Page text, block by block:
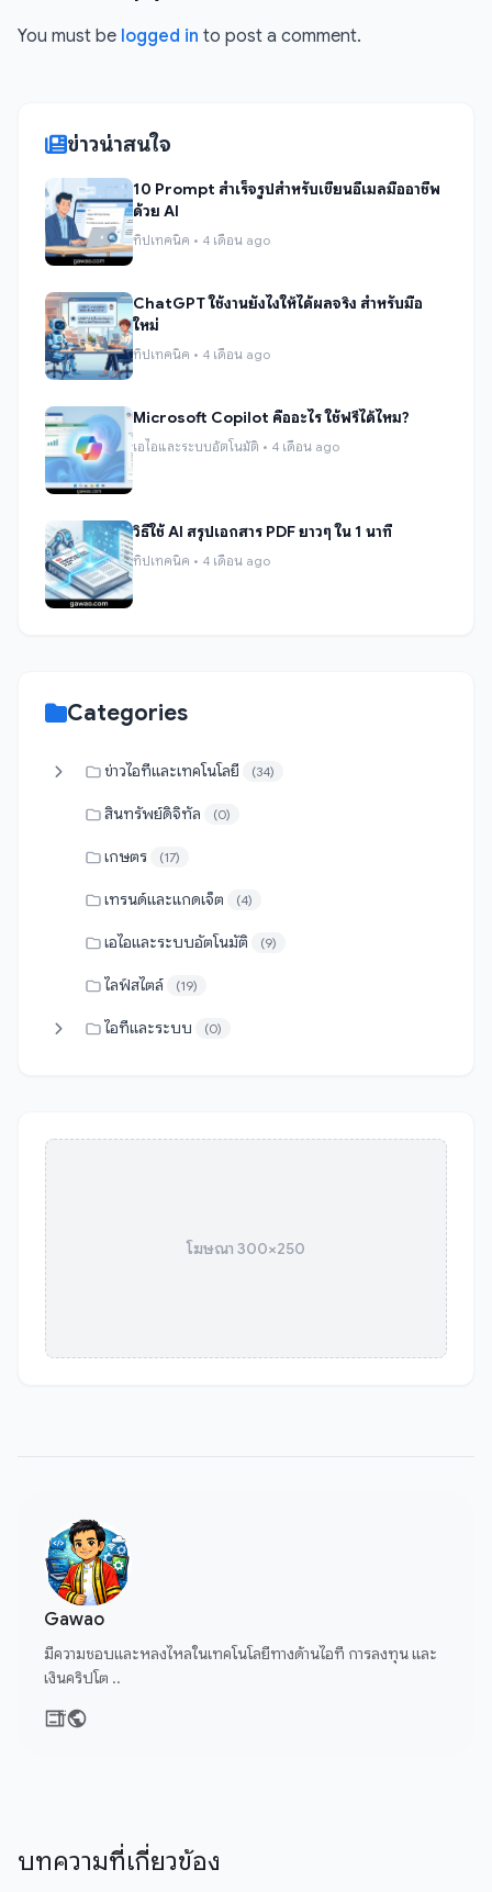
You must be logged in to post a comment.
ข่าวน่าสนใจ
10 Prompt สำเร็จรูปสำหรับเขียนอีเมลมืออาชีพ
ด้วย AI
ทิปเทคนิค • 4 เดือน ago
ChatGPT ใช้งานยังไงให้ได้ผลจริง สำหรับมือ
ใหม่
ทิปเทคนิค • 4 เดือน ago
Microsoft Copilot คืออะไร ใช้ฟรีได้ไหม?
เอไอและระบบอัตโนมัติ • 4 เดือน ago
วิธีใช้ AI สรุปเอกสาร PDF ยาวๆ ใน 1 นาที
ทิปเทคนิค • 4 เดือน ago
Categories
ข่าวไอทีและเทคโนโลยี (34)
สินทรัพย์ดิจิทัล (0)
เกษตร (17)
เทรนด์และแกดเจ็ต (4)
เอไอและระบบอัตโนมัติ (9)
ไลฟ์สไตล์ (19)
ไอทีและระบบ (0)
โฆษณา 300×250
Gawao
มีความชอบและหลงไหลในเทคโนโลยีทางด้านไอที การลงทุน และ
เงินคริปโต ..
บทความที่เกี่ยวข้อง